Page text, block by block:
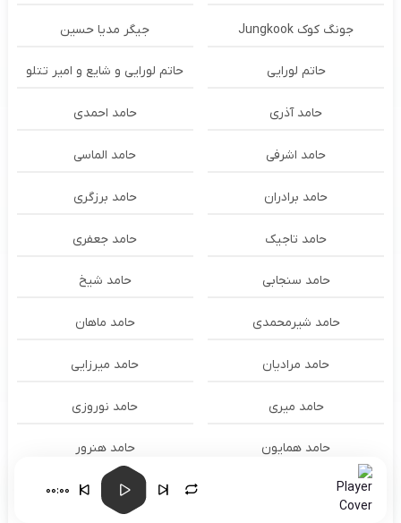
جونگ کوک Jungkook جیگر مدیا حسین
حاتم لورایی حاتم لورایی و شایع و امیر تتلو
حامد آذری حامد احمدی
حامد اشرفی حامد الماسی
حامد برادران حامد برزگری
حامد تاجیک حامد جعفری
حامد سنجابی حامد شیخ
حامد شیرمحمدی حامد ماهان
حامد مرادیان حامد میرزایی
حامد میری حامد نوروزی
حامد همایون حامد هنرور
حامد یوسفی 00:00